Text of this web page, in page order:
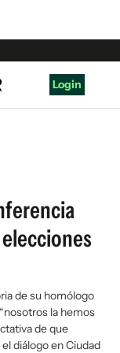
Login
de su homólogo
la hemos
de que
diálogo en Ciudad